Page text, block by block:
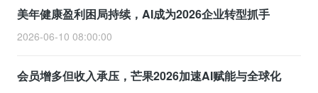
美年健康盈利困局持续，AI成为2026企业转型抓手
2026-06-10 08:00:00
会员增多但收入承压，芒果2026加速AI赋能与全球化